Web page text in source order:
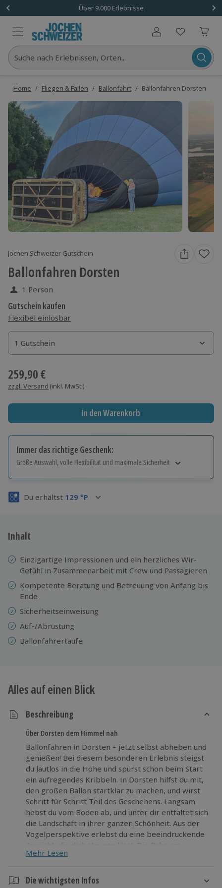
Über 9.000 Erlebnisse
Benutzerkonto
Suche nach Erlebnissen, Orten...
Home / Fliegen & Fallen / Ballonfahrt / Ballonfahren Dorsten
Jochen Schweizer Gutschein
Ballonfahren Dorsten
1 Person
Gutschein kaufen
Flexibel einlösbar
1 Gutschein
1 Gutschein
1 Gutschein
259,90 €
zzgl. Versand (inkl. MwSt.)
In den Warenkorb
Immer das richtige Geschenk:
Große Auswahl, volle Flexibilität und maximale Sicherheit
Volle Flexibilität
3 Jahre gültig & verlängerbar.
Du erhältst 129 °P
Inhalt
Einzigartige Impressionen und ein herzliches Wir-
Gefühl in Zusammenarbeit mit Crew und Passagieren
Kompetente Beratung und Betreuung von Anfang bis
Ende
Sicherheitseinweisung
Auf-/Abrüstung
Ballonfahrertaufe
Alles auf einen Blick
Beschreibung
Über Dorsten dem Himmel nah
Ballonfahren in Dorsten – jetzt selbst abheben und
genießen! Bei diesem besonderen Erlebnis steigst
du lautlos in die Höhe und spürst schon beim Start
ein aufregendes Kribbeln. In Dorsten hilfst du mit,
den großen Ballon startklar zu machen, und wirst
Schritt für Schritt Teil des Geschehens. Langsam
hebst du vom Boden ab, und unter dir entfaltet sich
die Landschaft in ihrer ganzen Schönheit. Aus der
Vogelperspektive erlebst du eine beeindruckende
Aussicht, die dich staunen lässt. Die Ruhe am
Himmel und das Gefühl von grenzenloser Freiheit
Nach der sanften Landung erwartet dich die
Mehr Lesen
Die wichtigsten Infos